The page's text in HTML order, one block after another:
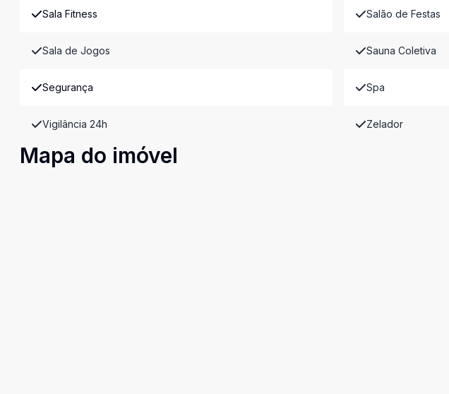
Sala Fitness Salão de Festas
Sala de Jogos Sauna Coletiva
Segurança Spa
Vigilância 24h Zelador
Mapa do imóvel